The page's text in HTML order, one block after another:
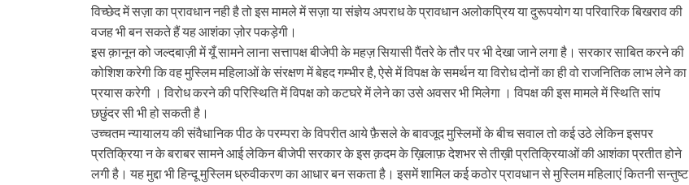
विच्छेद में सज़ा का प्रावधान नही है तो इस मामले में सज़ा या संज्ञेय अपराध के प्रावधान अलोकप्रिय या दुरूपयोग या परिवारिक बिखराव की
वजह भी बन सकते हैं यह आशंका ज़ोर पकड़ेगी।
इस क़ानून को जल्दबाज़ी में यूँ सामने लाना सत्तापक्ष बीजेपी के महज़ सियासी पैंतरे के तौर पर भी देखा जाने लगा है। सरकार साबित करने की
कोशिश करेगी कि वह मुस्लिम महिलाओं के संरक्षण में बेहद गम्भीर है, ऐसे में विपक्ष के समर्थन या विरोध दोनों का ही वो राजनितिक लाभ लेने का
प्रयास करेगी । विरोध करने की परिस्थिति में विपक्ष को कटघरे में लेने का उसे अवसर भी मिलेगा । विपक्ष की इस मामले में स्थिति सांप
छछुंदर सी भी हो सकती है।
उच्चतम न्यायालय की संवैधानिक पीठ के परम्परा के विपरीत आये फ़ैसले के बावजूद मुस्लिमों के बीच सवाल तो कई उठे लेकिन इसपर
प्रतिक्रिया न के बराबर सामने आई लेकिन बीजेपी सरकार के इस क़दम के ख़िलाफ़ देशभर से तीख़ी प्रतिक्रियाओं की आशंका प्रतीत होने
लगी है। यह मुद्दा भी हिन्दू मुस्लिम ध्रुवीकरण का आधार बन सकता है। इसमें शामिल कई कठोर प्रावधान से मुस्लिम महिलाएं कितनी सन्तुष्ट